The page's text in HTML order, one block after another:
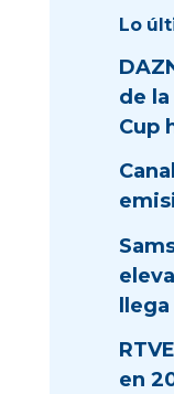
Lo
de
Cup
llega
en